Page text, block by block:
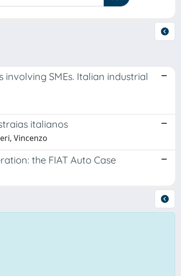
SMEs. Italian industrial
italianos
Vincenzo
the FIAT Auto Case